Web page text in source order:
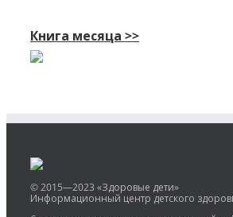
Книга месяца >>
© 2015—2023 «Здоровые дети»
Информационный центр детского